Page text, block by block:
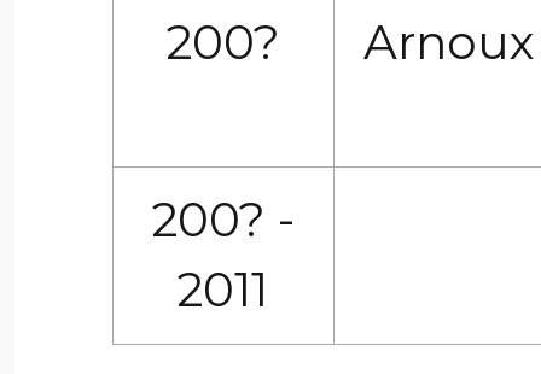
200?
200? -
2011